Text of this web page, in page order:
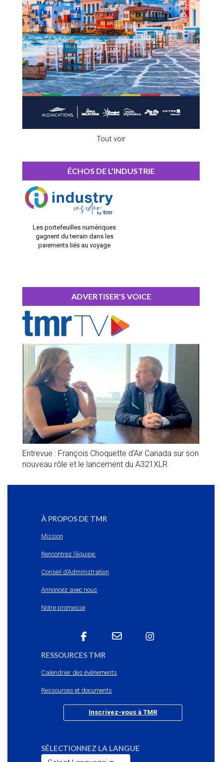
Tout voir
ÉCHOS DE L’INDUSTRIE
Les portefeuilles numériques
gagnent du terrain dans les
paiements liés au voyage
ADVERTISER'S VOICE
Entrevue : François Choquette d’Air Canada sur son
nouveau rôle et le lancement du A321XLR
À PROPOS DE TMR
Mission
Rencontrez l’équipe:
Conseil d’Administration
Annoncez avec nous
Notre promesse
RESSOURCES TMR
Calendrier des événements
Ressources et documents
Inscrivez-vous à TMR
SÉLECTIONNEZ LA LANGUE